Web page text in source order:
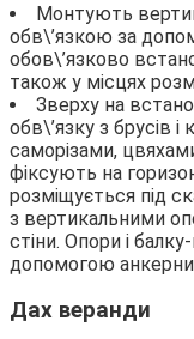
Монтують
обв\’язкою за
обов\’язково
також у місцях
Зверху на
обв\’язку з брусів
саморізами,
фіксують на
розміщується під
з вертикальними
стіни. Опори і балку-
допомогою
Дах веранди